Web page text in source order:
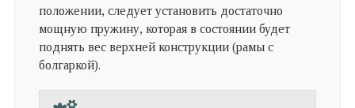
положении, следует установить достаточно
мощную пружину, которая в состоянии будет
поднять вес верхней конструкции (рамы с
болгаркой).